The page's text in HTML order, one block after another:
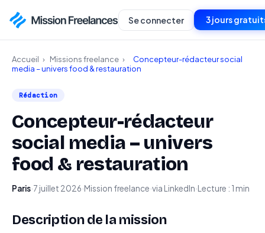
Se connecter 3 jours
Accueil › Missions freelance ›
Concepteur-rédacteur social
media – univers food & restauration
Rédaction
Concepteur-rédacteur
social media – univers
food & restauration
Paris·7 juillet 2026·Mission freelance·via LinkedIn·Lecture : 1 min
Description de la mission